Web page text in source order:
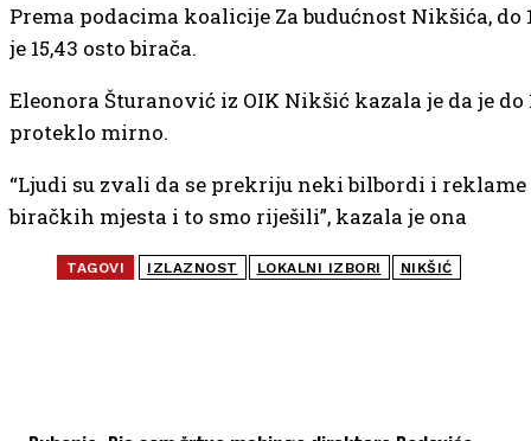
Prema podacima koalicije Za budućnost Nikšića, do
je 15,43 osto birača.
Eleonora Šturanović iz OIK Nikšić kazala je da je do
proteklo mirno.
“Ljudi su zvali da se prekriju neki bilbordi i
biračkih mjesta i to smo riješili”, kazala je ona
TAGOVI IZLAZNOST LOKALNI IZBORI NIKŠIĆ